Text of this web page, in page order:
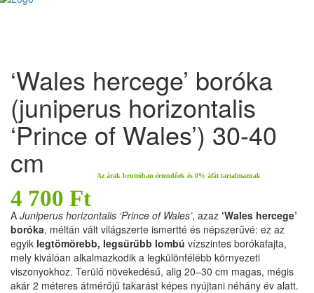
‘Wales hercege’ boróka
(juniperus horizontalis
‘Prince of Wales’) 30-40
cm
4 700 Ft
Az árak bruttóban értendőek és 0% áfát tartalmaznak
A Juniperus horizontalis ‘Prince of Wales’, azaz ‘Wales hercege’
boróka, méltán vált világszerte ismertté és népszerűvé: ez az
egyik legtömörebb, legsűrűbb lombú vízszintes borókafajta,
mely kiválóan alkalmazkodik a legkülönfélébb környezeti
viszonyokhoz. Terülő növekedésű, alig 20–30 cm magas, mégis
akár 2 méteres átmérőjű takarást képes nyújtani néhány év alatt.